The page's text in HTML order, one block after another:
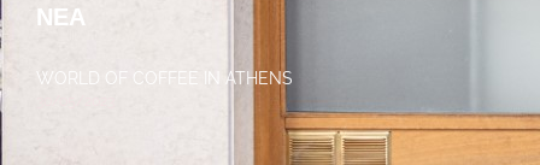
ΝΈΑ
WORLD OF COFFEE IN ATHENS